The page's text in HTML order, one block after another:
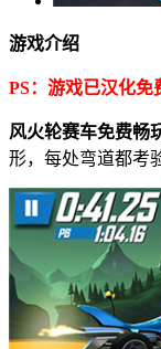
游戏介绍
PS：游戏已汉化免
风火轮赛车免费畅
形，每处弯道都考